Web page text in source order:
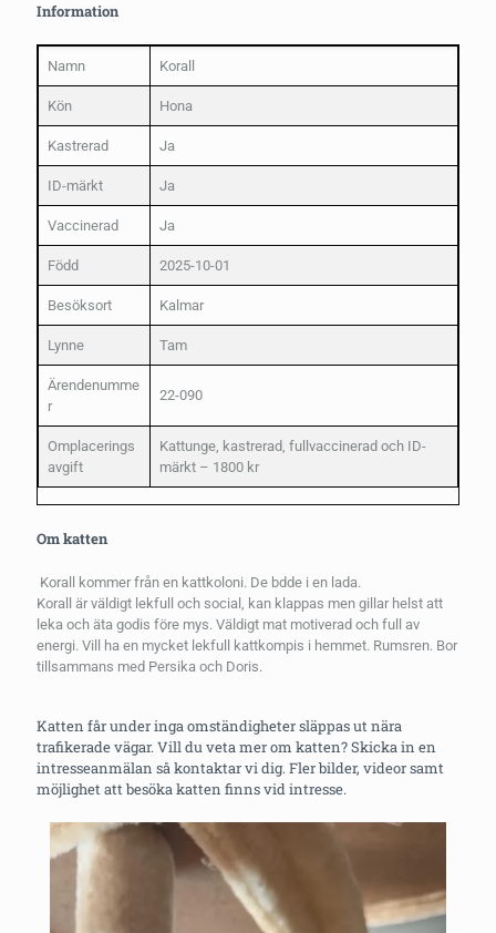
Information
Namn Korall
Kön Hona
Kastrerad Ja
ID-märkt Ja
Vaccinerad Ja
Född 2025-10-01
Besöksort Kalmar
Lynne Tam
Ärendenumme
r
22-090
Omplacerings
avgift
Kattunge, kastrerad, fullvaccinerad och ID-
märkt – 1800 kr
Om katten
Korall kommer från en kattkoloni. De bdde i en lada.
Korall är väldigt lekfull och social, kan klappas men gillar helst att
leka och äta godis före mys. Väldigt mat motiverad och full av
energi. Vill ha en mycket lekfull kattkompis i hemmet. Rumsren. Bor
tillsammans med Persika och Doris.
Katten får under inga omständigheter släppas ut nära
trafikerade vägar. Vill du veta mer om katten? Skicka in en
intresseanmälan så kontaktar vi dig. Fler bilder, videor samt
möjlighet att besöka katten finns vid intresse.